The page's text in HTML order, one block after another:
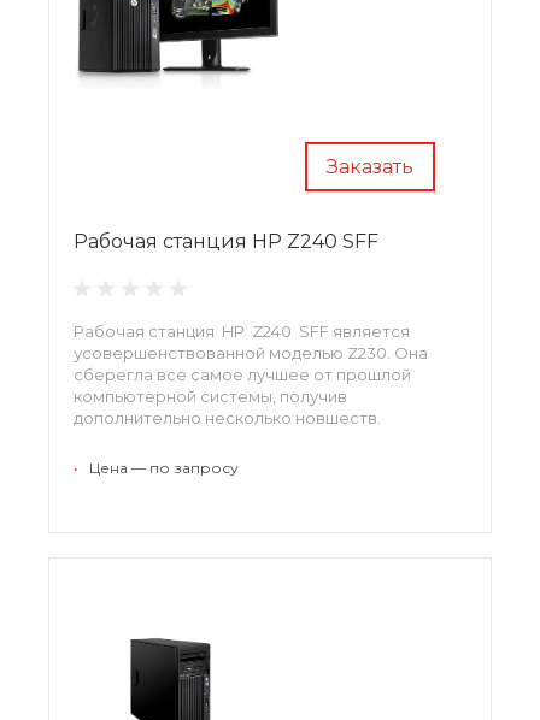
Заказать
Рабочая станция HP Z240 SFF
Рабочая станция HP Z240 SFF является
усовершенствованной моделью Z230. Она
сберегла все самое лучшее от прошлой
компьютерной системы, получив
дополнительно несколько новшеств.
• Цена — по запросу